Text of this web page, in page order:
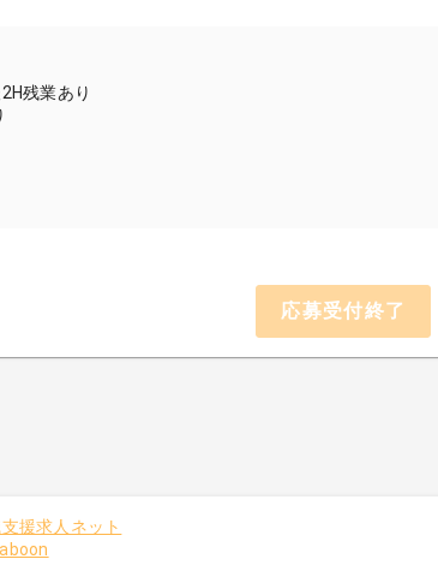
残業あり
応募受付終了
援求人ネット